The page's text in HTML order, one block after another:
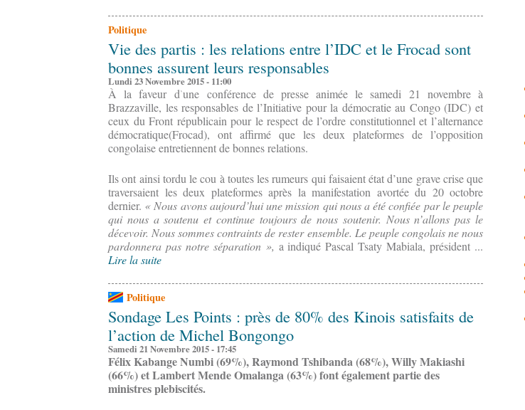
Politique
Vie des partis : les relations entre l’IDC et le Frocad sont
bonnes assurent leurs responsables
Lundi 23 Novembre 2015 - 11:00
À la faveur d’une conférence de presse animée le samedi 21 novembre à
Brazzaville, les responsables de l’Initiative pour la démocratie au Congo (IDC) et
ceux du Front républicain pour le respect de l’ordre constitutionnel et l’alternance
démocratique(Frocad), ont affirmé que les deux plateformes de l’opposition
congolaise entretiennent de bonnes relations.
Ils ont ainsi tordu le cou à toutes les rumeurs qui faisaient état d’une grave crise que
traversaient les deux plateformes après la manifestation avortée du 20 octobre
dernier. « Nous avons aujourd’hui une mission qui nous a été confiée par le peuple
qui nous a soutenu et continue toujours de nous soutenir. Nous n’allons pas le
décevoir. Nous sommes contraints de rester ensemble. Le peuple congolais ne nous
pardonnera pas notre séparation », a indiqué Pascal Tsaty Mabiala, président ...
Lire la suite
Politique
Sondage Les Points : près de 80% des Kinois satisfaits de
l’action de Michel Bongongo
Samedi 21 Novembre 2015 - 17:45
Félix Kabange Numbi (69%), Raymond Tshibanda (68%), Willy Makiashi
(66%) et Lambert Mende Omalanga (63%) font également partie des
ministres plebiscités.